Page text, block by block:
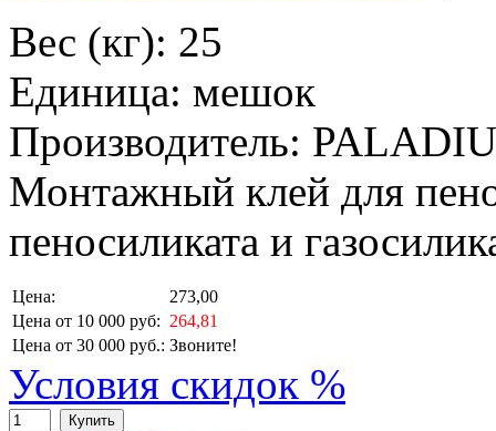
Вес (кг): 25
Единица: мешок
Производитель:
Монтажный клей для
пеносиликата и
Цена:
273,00
Цена от 10 000 руб: 264,81
Цена от 30 000 руб.: Звоните!
Условия скидок %
Купить